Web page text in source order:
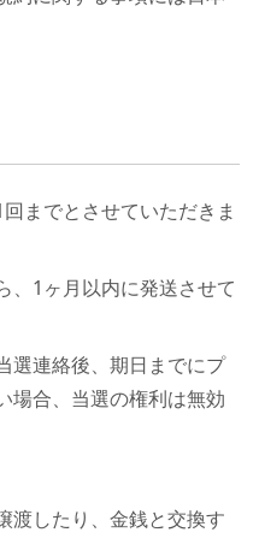
までとさせていただきま
、1ヶ月以内に発送させて
選連絡後、期日までにプ
場合、当選の権利は無効
渡したり、金銭と交換す